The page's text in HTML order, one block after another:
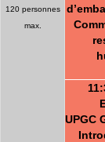
120 personnes
max.
UPGC